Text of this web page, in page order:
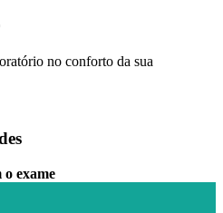
no conforto da sua
o exame